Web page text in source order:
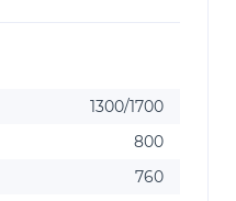
1300/1700
800
760